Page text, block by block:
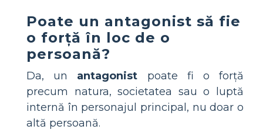
Poate un antagonist să fie
o forță în loc de o
persoană?
Da, un antagonist poate fi o forță
precum natura, societatea sau o luptă
internă în personajul principal, nu doar o
altă persoană.